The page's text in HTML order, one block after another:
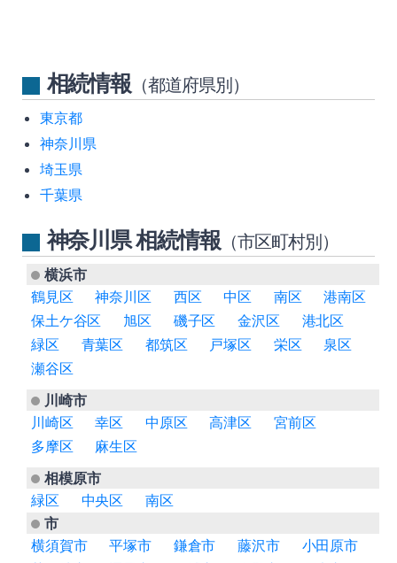
相続情報 （都道府県別）
東京都
神奈川県
埼玉県
千葉県
神奈川県 相続情報 （市区町村別）
横浜市
鶴見区
神奈川区 西区 中区 南区
港南区
保土ケ谷区
旭区 磯子区 金沢区
港北区
緑区
青葉区 都筑区 戸塚区 栄区
泉区
瀬谷区
川崎市
川崎区
幸区 中原区 高津区
宮前区
多摩区
麻生区
相模原市
緑区
中央区
南区
市
横須賀市
平塚市 鎌倉市 藤沢市
小田原市